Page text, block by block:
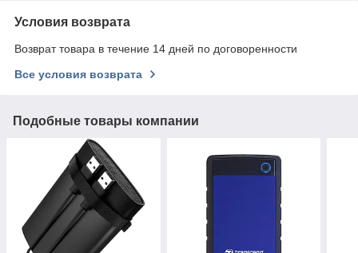
Условия возврата
Возврат товара в течение 14 дней по договоренности
Все условия возврата
Подобные товары компании